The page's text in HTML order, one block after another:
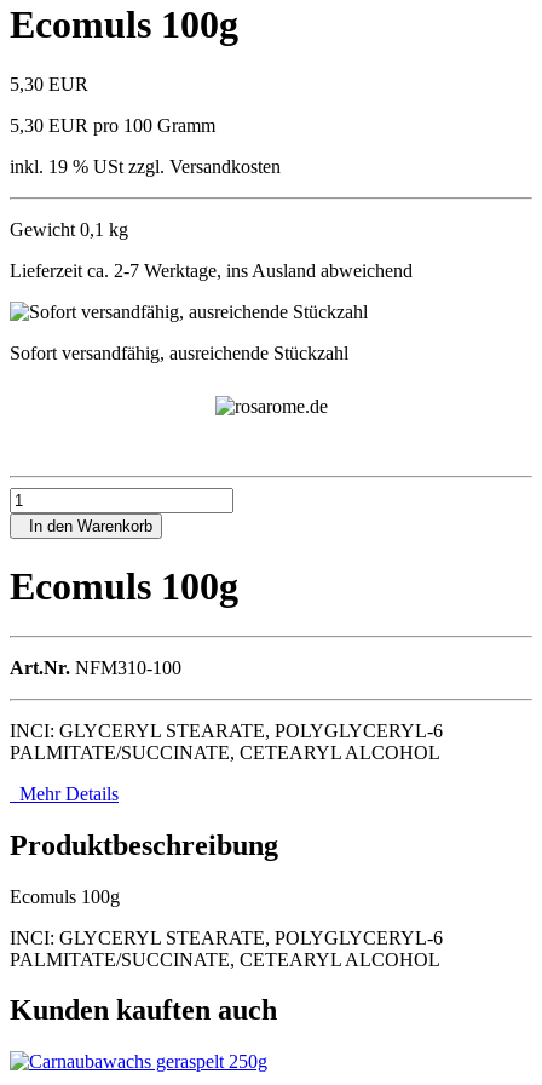
Ecomuls 100g
5,30 EUR
5,30 EUR pro 100 Gramm
inkl. 19 % USt zzgl. Versandkosten
Gewicht 0,1 kg
Lieferzeit ca. 2-7 Werktage, ins Ausland abweichend
Sofort versandfähig, ausreichende Stückzahl
In den Warenkorb
Ecomuls 100g
Art.Nr. NFM310-100
INCI: GLYCERYL STEARATE, POLYGLYCERYL-6
PALMITATE/SUCCINATE, CETEARYL ALCOHOL
Mehr Details
Produktbeschreibung
Ecomuls 100g
INCI: GLYCERYL STEARATE, POLYGLYCERYL-6
PALMITATE/SUCCINATE, CETEARYL ALCOHOL
Kunden kauften auch